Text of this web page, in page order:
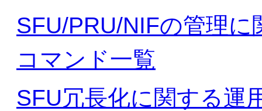
SFU/PRU/NIFの管理
コマンド一覧
SFU冗長化に関する運